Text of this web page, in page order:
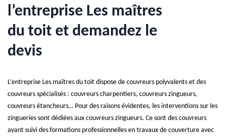
l’entreprise Les maîtres
du toit et demandez le
devis
L’entreprise Les maîtres du toit dispose de couvreurs polyvalents et des
couvreurs spécialisés : couvreurs charpentiers, couvreurs zingueurs,
couvreurs étancheurs… Pour des raisons évidentes, les interventions sur les
zingueries sont dédiées aux couvreurs zingueurs. Ce sont des couvreurs
ayant suivi des formations professionnelles en travaux de couverture avec